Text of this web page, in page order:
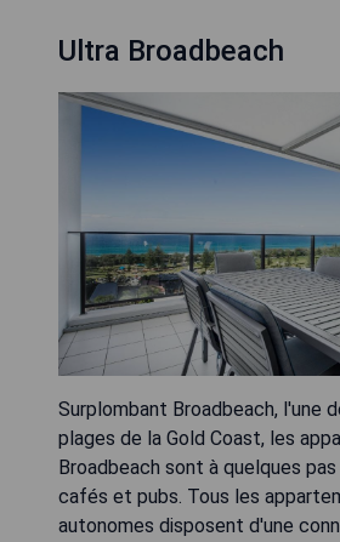
Ultra Broadbeach
Surplombant Broadbeach, l'une
plages de la Gold Coast, les
Broadbeach sont à quelques
cafés et pubs. Tous les
autonomes disposent d'une